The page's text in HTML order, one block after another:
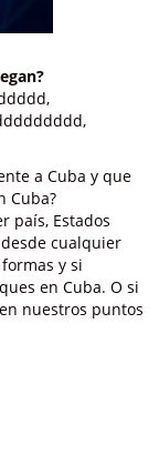
a Cuba y que
Cuba?
país, Estados
desde cualquier
y si
en Cuba. O si
nuestros puntos